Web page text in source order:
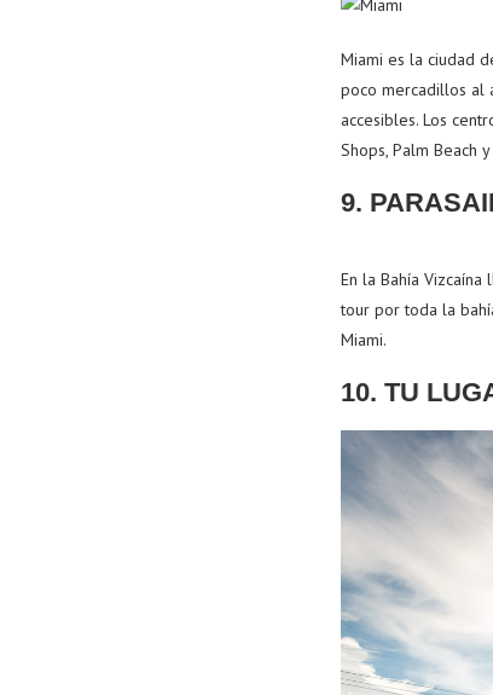
Miami es la ciudad
poco mercadillos al
accesibles. Los
Shops, Palm Beach
9.
En la Bahía
tour por toda la
Miami.
10. TU